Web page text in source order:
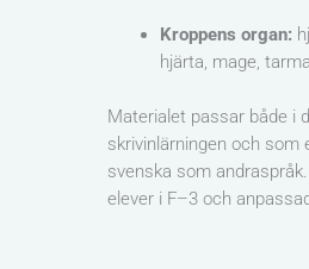
Kroppens organ:
hjärta, mage,
Materialet passar både i
skrivinlärningen och som
svenska som
elever i F–3 och